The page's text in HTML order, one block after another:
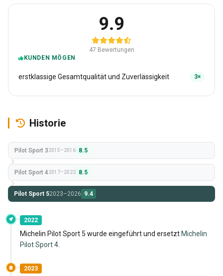
9.9
47 Bewertungen
KUNDEN MÖGEN
erstklassige Gesamtqualität und Zuverlässigkeit 3×
Historie
Pilot Sport 32015–2016 8.5
Pilot Sport 42017–2022 8.5
Pilot Sport 52023–2026 9.4
2022
Michelin Pilot Sport 5 wurde eingeführt und ersetztMichelin
Pilot Sport 4
2023